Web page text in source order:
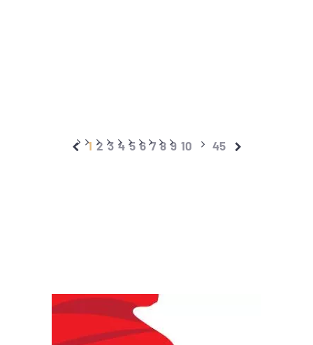
1 2 3 4 5 6 7 8 9 10 45